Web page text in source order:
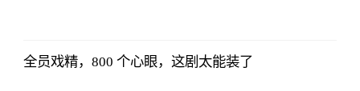
全员戏精，800 个心眼，这剧太能装了